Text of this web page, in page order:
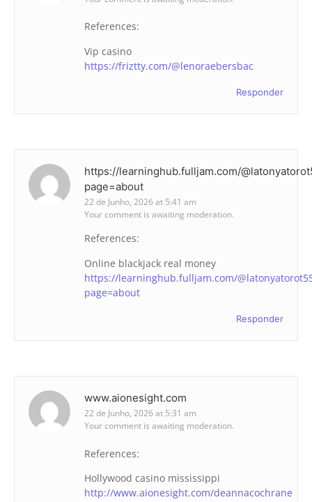
References:
Vip casino
https://friztty.com/@lenoraebersbac
Responder
https://learninghub.fulljam.com/
page=about
22 de Junho, 2026 at 5:41 am
Your comment is awaiting moderation.
References:
Online blackjack real money
https://learninghub.fulljam.com/
page=about
Responder
www.aionesight.com
22 de Junho, 2026 at 5:31 am
Your comment is awaiting moderation.
References:
Hollywood casino mississippi
http://www.aionesight.com/deannacochrane